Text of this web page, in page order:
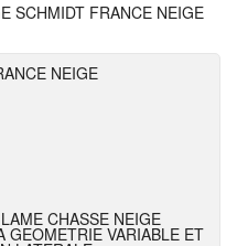
SCHMIDT FRANCE NEIGE
NEIGE
CHASSE NEIGE
GEOMETRIE VARIABLE ET